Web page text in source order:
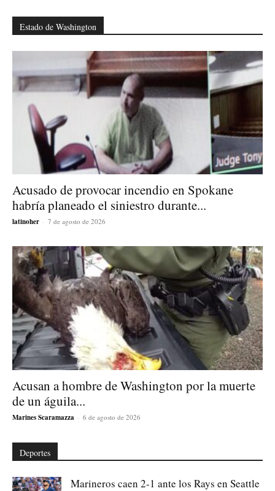
Estado de Washington
Acusado de provocar incendio en Spokane
habría planeado el siniestro durante...
latinoher - 7 de agosto de 2026
Acusan a hombre de Washington por la muerte
de un águila...
Marines Scaramazza - 6 de agosto de 2026
Deportes
Marineros caen 2-1 ante los Rays en Seattle